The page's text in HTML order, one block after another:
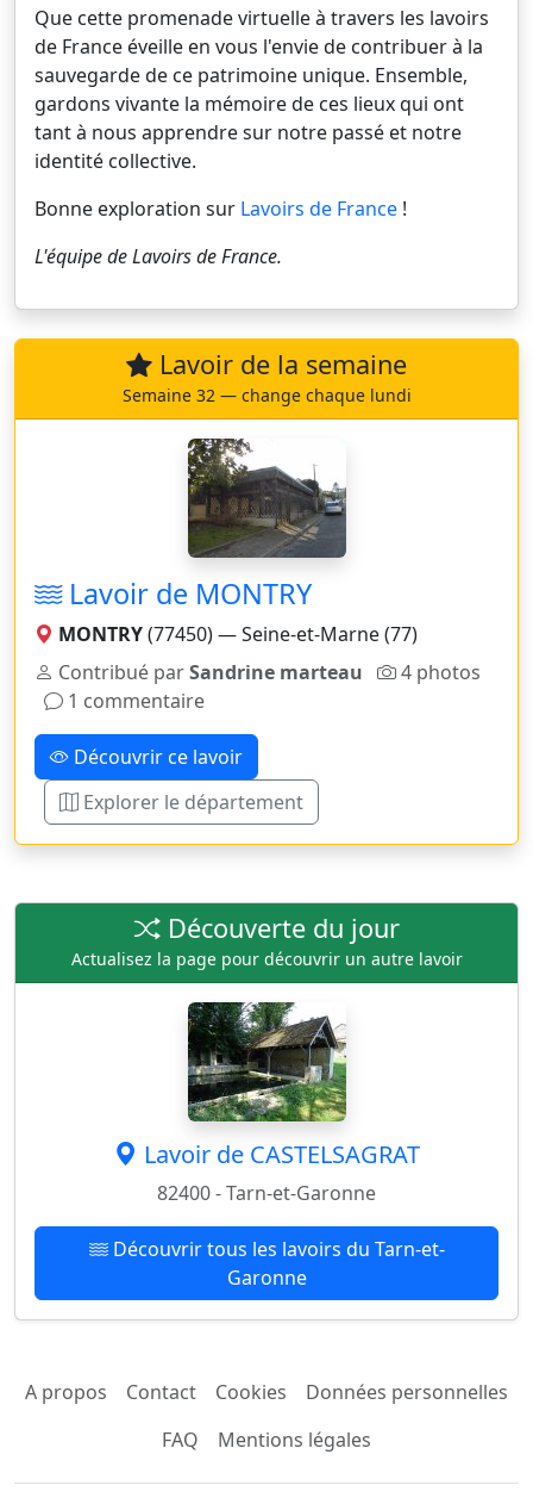
Que cette promenade virtuelle à travers les lavoirs
de France éveille en vous l'envie de contribuer à la
sauvegarde de ce patrimoine unique. Ensemble,
gardons vivante la mémoire de ces lieux qui ont
tant à nous apprendre sur notre passé et notre
identité collective.
Bonne exploration sur Lavoirs de France !
L'équipe deLavoirs de France.
Lavoir de la semaine
Semaine 32 — change chaque lundi
Lavoir de MONTRY
MONTRY(77450) — Seine-et-Marne (77)
Contribué parSandrine marteau
4 photos
1 commentaire
Découvrir ce lavoir
Explorer le département
Découverte du jour
Actualisez la page pour découvrir un autre lavoir
Lavoir de CASTELSAGRAT
82400 - Tarn-et-Garonne
Découvrir tous les lavoirs du Tarn-et-
Garonne
A propos Contact Cookies
Données personnelles
FAQ
Mentions légales